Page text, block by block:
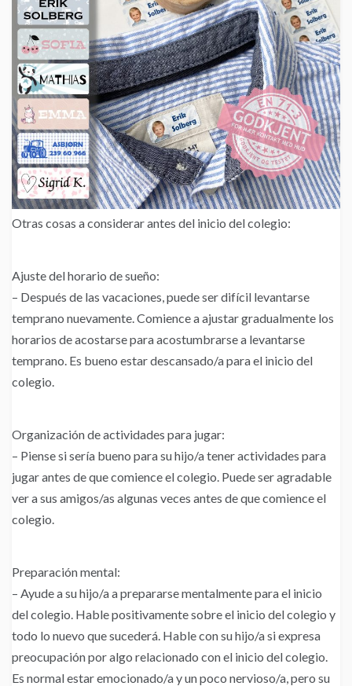
Otras cosas a considerar antes del inicio del colegio:
Ajuste del horario de sueño:
– Después de las vacaciones, puede ser difícil levantarse
temprano nuevamente. Comience a ajustar gradualmente los
horarios de acostarse para acostumbrarse a levantarse
temprano. Es bueno estar descansado/a para el inicio del
colegio.
Organización de actividades para jugar:
– Piense si sería bueno para su hijo/a tener actividades para
jugar antes de que comience el colegio. Puede ser agradable
ver a sus amigos/as algunas veces antes de que comience el
colegio.
Preparación mental:
– Ayude a su hijo/a a prepararse mentalmente para el inicio
del colegio. Hable positivamente sobre el inicio del colegio y
todo lo nuevo que sucederá. Hable con su hijo/a si expresa
preocupación por algo relacionado con el inicio del colegio.
Es normal estar emocionado/a y un poco nervioso/a, pero su